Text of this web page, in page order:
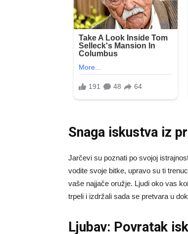
Snaga iskustva iz
Jarčevi su poznati po svojoj
vodite svoje bitke, upravo su ti
vaše najjače oružje. Ljudi oko vas
trpeli i izdržali sada se pretvara u
Ljubav: Povratak